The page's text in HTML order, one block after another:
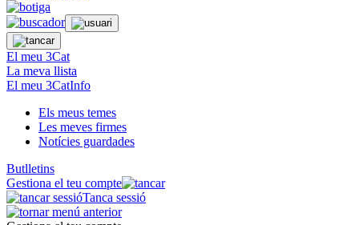
El meu 3Cat
La meva llista
El meu 3CatInfo
Els meus temes
Les meves firmes
Notícies guardades
Butlletins
Gestiona el teu compte
Tanca sessió